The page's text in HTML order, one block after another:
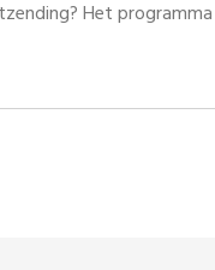
Het programma